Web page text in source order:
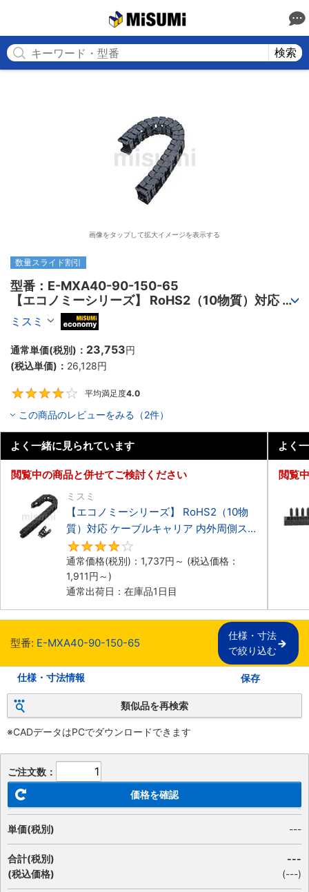
検索
画像をタップして拡大イメージを表示する
数量スライド割引
型番：E-MXA40-90-150-65
【エコノミーシリーズ】 RoHS2（10物質）対応 ケ
ーブルキャリア 低発塵・低騒音タイプ
ミスミ
通常単価(税別)： 23,753円
(税込単価)： 26,128円
平均満足度4.0
この商品のレビューをみる（2件）
よく一緒に見られています
閲覧中の商品と併せてご検討ください
ミスミ
【エコノミーシリーズ】 RoHS2（10物
質）対応 ケーブルキャリア 内外周側ス
ナップ開閉タイプ
通常価格(税別)： 1,737円 ～ (税込価格：
1,911円 ～)
通常出荷日：在庫品1日目
よく
閲覧
型番: E-MXA40-90-150-65
仕様・寸法
で絞り込む
仕様・寸法情報 保存
類似品を再検索
※CADデータはPCでダウンロードできます
ご注文数：
価格を確認
単価(税別) ---
合計(税別)
(税込価格)
---
(---)